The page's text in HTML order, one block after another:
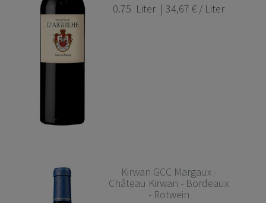
0.75 Liter | 34,67 € / Liter
Kirwan GCC Margaux -
Château Kirwan - Bordeaux
- Rotwein